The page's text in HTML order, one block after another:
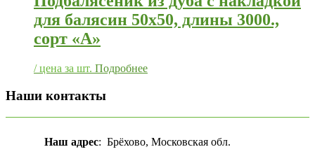
для балясин 50х50, длины 3000.,
сорт «А»
/ цена за шт. Подробнее
Наши контакты
Наш адрес: Брёхово, Московская обл.